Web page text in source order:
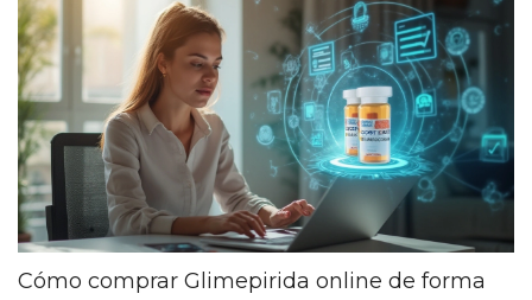
Cómo comprar Glimepirida online de forma